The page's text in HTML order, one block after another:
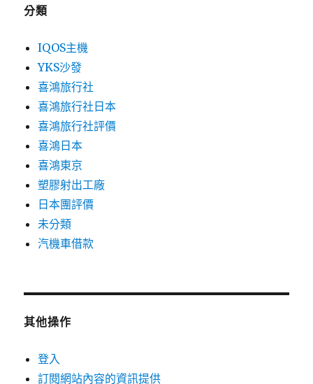
分類
IQOS主機
YKS沙發
喜鴻旅行社
喜鴻旅行社日本
喜鴻旅行社評價
喜鴻日本
喜鴻東京
塑膠射出工廠
日本團評價
未分類
汽機車借款
其他操作
登入
訂閱網站內容的資訊提供